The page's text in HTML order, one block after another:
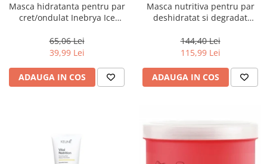
Masca hidratanta pentru par
cret/ondulat Inebrya Ice
65,06 Lei
39,99 Lei
ADAUGA IN COS
Masca nutritiva pentru par
deshidratat si degradat
Mask, 250 ml
144,40 Lei
115,99 Lei
ADAUGA IN COS